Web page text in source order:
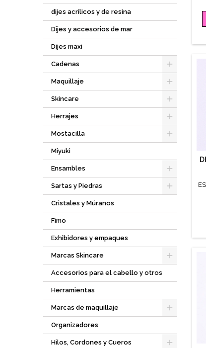
dijes acrílicos y de resina
Dijes y accesorios de mar
Dijes maxi
Cadenas
Maquillaje
Skincare
Herrajes
Mostacilla
Miyuki
Ensambles
Sartas y Piedras
Cristales y Múranos
Fimo
Exhibidores y empaques
Marcas Skincare
Accesorios para el cabello y otros
Herramientas
Marcas de maquillaje
Organizadores
Hilos, Cordones y Cueros